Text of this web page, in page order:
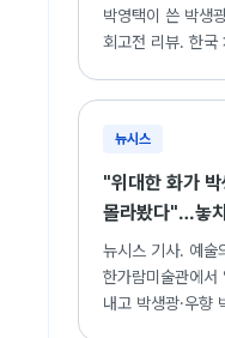
박영택이 쓴 박생
회고전 리뷰. 한국
뉴시스
"위대한 화가 박
몰라봤다"…놓
- 뉴시스
뉴시스 기사. 예술
한가람미술관에서
내고 박생광·우향